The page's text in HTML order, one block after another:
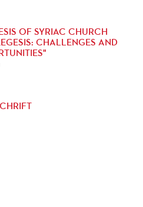
OF SYRIAC CHURCH
CHALLENGES AND